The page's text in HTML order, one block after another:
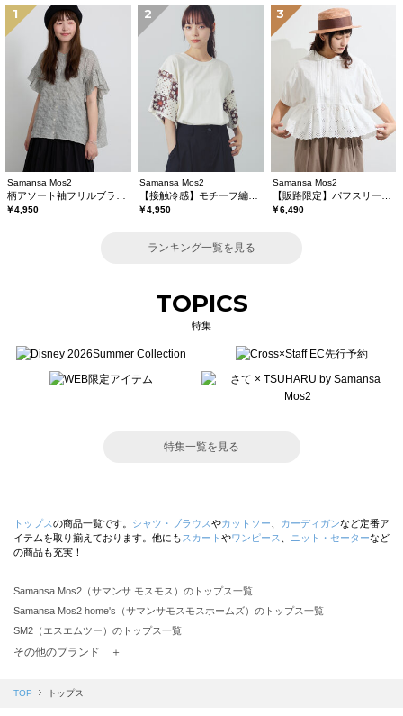
1
Samansa Mos2
￥4,950
2
Samansa Mos2
￥4,950
3
Samansa Mos2
￥6,490
ランキング一覧を見る
TOPICS
特集
特集一覧を見る
トップスの商品一覧です。 シャツ・ブラウスやカットソー カーディガンなど定番ア
イテムを取り揃えております。他にも スカート やワンピース ニット・セーターなど
の商品も充実！
Samansa Mos2（サマンサ モスモス）のトップス一覧
Samansa Mos2 home's（サマンサモスモスホームズ）のトップス一覧
SM2（エスエムツー）のトップス一覧
TSUHARU by Samansa Mos2（ツハルバイサマンサモスモス）のトップス一覧
Samansa Mos2 blue（サマンサモスモス ブルー）のトップス一覧
その他のブランド ＋
TOP トップス